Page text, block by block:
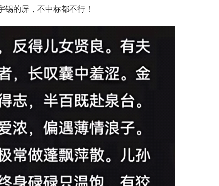
的屏，不中标都不行！